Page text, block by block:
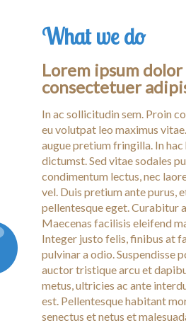
What we do
Lorem ipsum
consectetuer
In ac sollicitudin sem. Proin
eu volutpat leo maximus
augue pretium fringilla. In
dictumst. Sed vitae sodales
condimentum lectus, nec
vel. Duis pretium ante purus,
pellentesque eget. Curabitur
Maecenas facilisis eleifend
Integer justo felis, finibus at
pulvinar a odio. Suspendisse
auctor tristique arcu et
metus, ultricies ac ante
est. Pellentesque habitant
senectus et netus et